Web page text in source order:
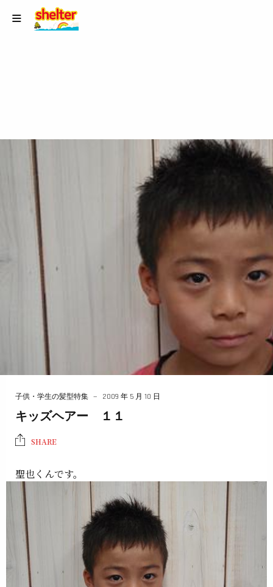
子供・学生の髪型特集 2009 年 5 月 10 日
キッズヘアー １１
SHARE
聖也くんです。